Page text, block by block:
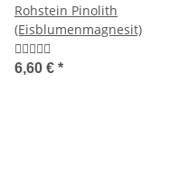
Rohstein Pinolith
(Eisblumenmagnesit)
6,60 € *